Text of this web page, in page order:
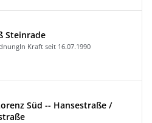
Steinrade
In Kraft seit 16.07.1990
Süd -- Hansestraße /